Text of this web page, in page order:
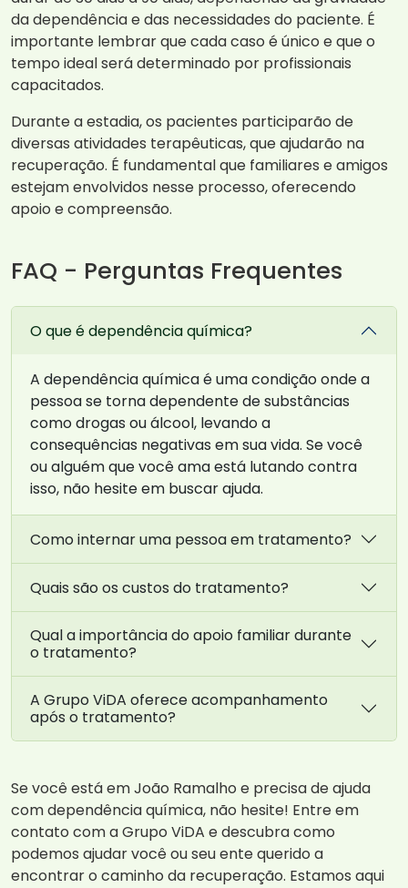
da dependência e das necessidades do paciente. É
importante lembrar que cada caso é único e que o
tempo ideal será determinado por profissionais
capacitados.
Durante a estadia, os pacientes participarão de
diversas atividades terapêuticas, que ajudarão na
recuperação. É fundamental que familiares e amigos
estejam envolvidos nesse processo, oferecendo
apoio e compreensão.
FAQ - Perguntas Frequentes
O que é dependência química?
A dependência química é uma condição onde a
pessoa se torna dependente de substâncias
como drogas ou álcool, levando a
consequências negativas em sua vida. Se você
ou alguém que você ama está lutando contra
isso, não hesite em buscar ajuda.
Como internar uma pessoa em tratamento?
Quais são os custos do tratamento?
Qual a importância do apoio familiar durante
o tratamento?
A Grupo ViDA oferece acompanhamento
após o tratamento?
Se você está em João Ramalho e precisa de ajuda
com dependência química, não hesite! Entre em
contato com a Grupo ViDA e descubra como
podemos ajudar você ou seu ente querido a
encontrar o caminho da recuperação. Estamos aqui